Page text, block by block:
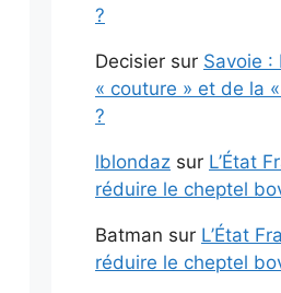
?
Decisier sur Savoie :
« couture » et de la
?
lblondaz sur L’État
réduire le cheptel
Batman sur L’État
réduire le cheptel